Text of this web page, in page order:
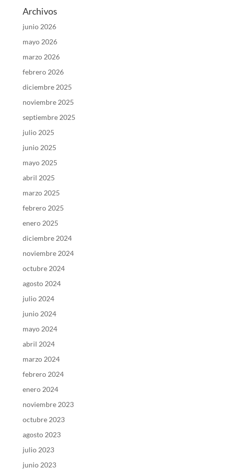
Archivos
junio 2026
mayo 2026
marzo 2026
febrero 2026
diciembre 2025
noviembre 2025
septiembre 2025
julio 2025
junio 2025
mayo 2025
abril 2025
marzo 2025
febrero 2025
enero 2025
diciembre 2024
noviembre 2024
octubre 2024
agosto 2024
julio 2024
junio 2024
mayo 2024
abril 2024
marzo 2024
febrero 2024
enero 2024
noviembre 2023
octubre 2023
agosto 2023
julio 2023
junio 2023